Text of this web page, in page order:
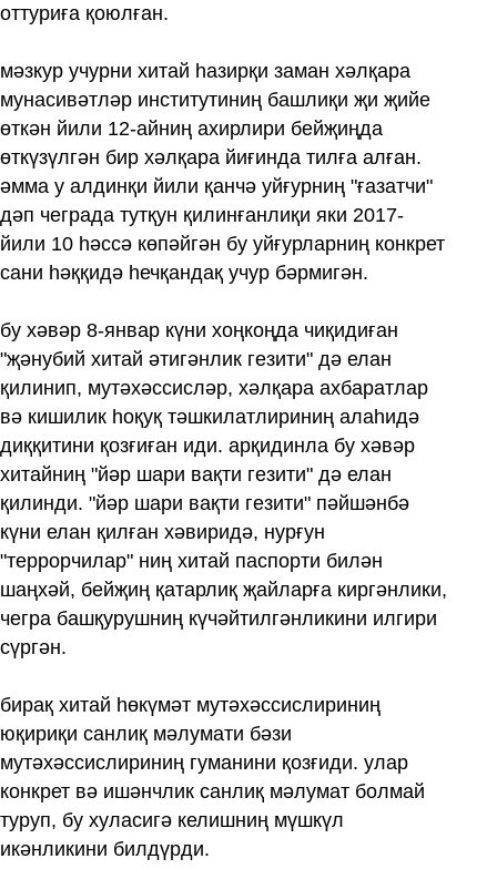
оттуриға қоюлған.
мәзкур учурни хитай һазирқи заман хәлқара
мунасивәтләр институтиниң башлиқи җи җийе
өткән йили 12‏-айниң ахирлири бейҗиңда
өткүзүлгән бир хәлқара йиғинда тилға алған.
әмма у алдинқи йили қанчә уйғурниң "ғазатчи"
дәп чеграда тутқун қилинғанлиқи яки 2017‏-
йили 10 һәссә көпәйгән бу уйғурларниң конкрет
сани һәққидә һечқандақ учур бәрмигән.
бу хәвәр 8‏-январ күни хоңкоңда чиқидиған
"җәнубий хитай әтигәнлик гезити" дә елан
қилинип, мутәхәссисләр, хәлқара ахбаратлар
вә кишилик һоқуқ тәшкилатлириниң алаһидә
диққитини қозғиған иди. арқидинла бу хәвәр
хитайниң "йәр шари вақти гезити" дә елан
қилинди. "йәр шари вақти гезити" пәйшәнбә
күни елан қилған хәвиридә, нурғун
"террорчилар" ниң хитай паспорти билән
шаңхәй, бейҗиң қатарлиқ җайларға киргәнлики,
чегра башқурушниң күчәйтилгәнликини илгири
сүргән.
бирақ хитай һөкүмәт мутәхәссислириниң
юқириқи санлиқ мәлумати бәзи
мутәхәссислириниң гуманини қозғиди. улар
конкрет вә ишәнчлик санлиқ мәлумат болмай
туруп, бу хуласигә келишниң мүшкүл
икәнликини билдүрди.